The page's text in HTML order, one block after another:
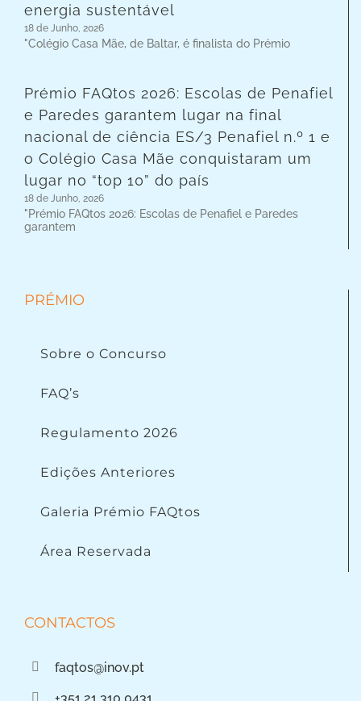
energia sustentável
18 de Junho, 2026
"Colégio Casa Mãe, de Baltar, é finalista do Prémio
Prémio FAQtos 2026: Escolas de Penafiel
e Paredes garantem lugar na final
nacional de ciência ES/3 Penafiel n.º 1 e
o Colégio Casa Mãe conquistaram um
lugar no “top 10” do país
18 de Junho, 2026
"Prémio FAQtos 2026: Escolas de Penafiel e Paredes
garantem
PRÉMIO
Sobre o Concurso
FAQ’s
Regulamento 2026
Edições Anteriores
Galeria Prémio FAQtos
Área Reservada
CONTACTOS
faqtos@inov.pt